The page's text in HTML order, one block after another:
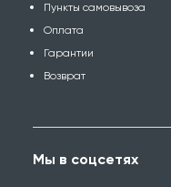
Пункты самовывоза
Оплата
Гарантии
Возврат
Мы в соцсетях